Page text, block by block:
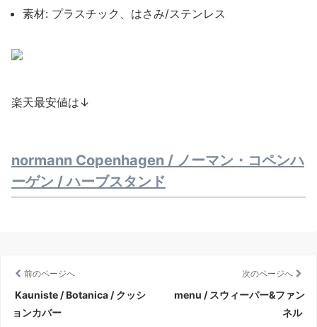
素材: プラスチック、はさみ/ステンレス
楽天最安値は↓
normann Copenhagen / ノーマン・コペンハ
ーゲン / ハーブスタンド
前のページへ
Kauniste / Botanica / クッシ
ョンカバー
次のページへ
menu / スウィーパー&ファン
ネル